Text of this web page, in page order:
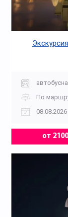
По
08.08.2026
от 2100